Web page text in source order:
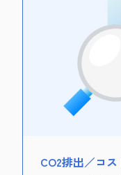
CO2排出／コ